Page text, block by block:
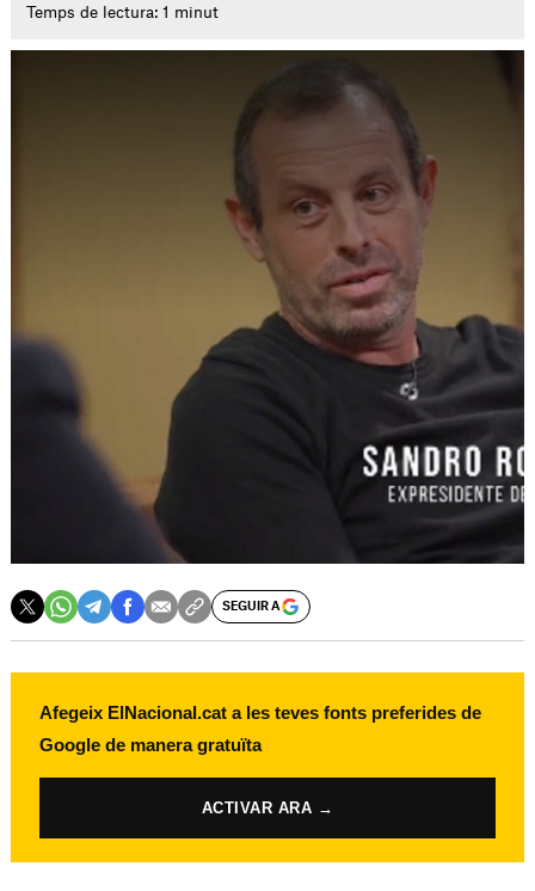
Temps de lectura: 1 minut
SEGUIR A
Afegeix ElNacional.cat a les teves fonts preferides de
Google de manera gratuïta
ACTIVAR ARA →